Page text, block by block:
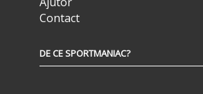
Contact
DE CE SPORTMANIAC?